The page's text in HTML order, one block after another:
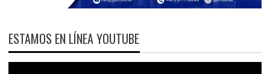
ESTAMOS EN LÍNEA YOUTUBE